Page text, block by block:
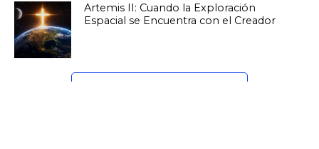
Artemis II: Cuando la Exploración
Espacial se Encuentra con el Creador